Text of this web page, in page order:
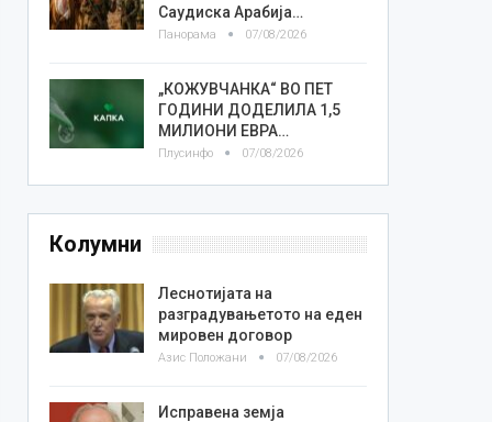
Саудиска Арабија…
Панорама 07/08/2026
„КОЖУВЧАНКА“ ВО ПЕТ
ГОДИНИ ДОДЕЛИЛА 1,5
МИЛИОНИ ЕВРА…
Плусинфо 07/08/2026
Колумни
Леснотијата на
разградувањетото на еден
мировен договор
Азис Положани 07/08/2026
Исправена земја